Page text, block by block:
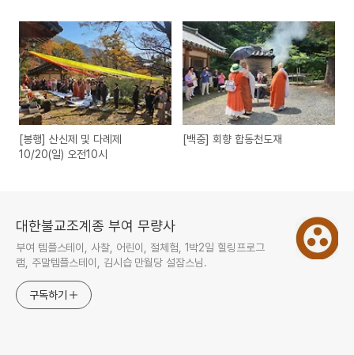
[봉행] 산신제 및 다례제
10/20(일) 오전10시
[백중] 회향 합동천도재
대한불교조계종 부여 무량사
부여 템플스테이, 사찰, 어린이, 절체험, 1박2일 힐링프로그
램, 주말템플스테이, 김시습 만월당 설잠스님.
구독하기